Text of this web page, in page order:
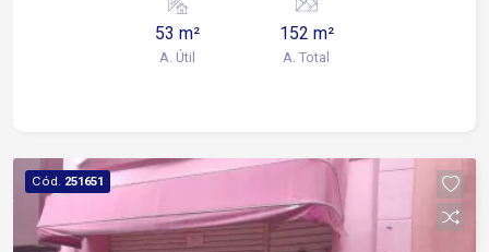
revertido para 2 escritórios.
53 m²
A. Útil
152 m²
A. Total
Cód. 251651